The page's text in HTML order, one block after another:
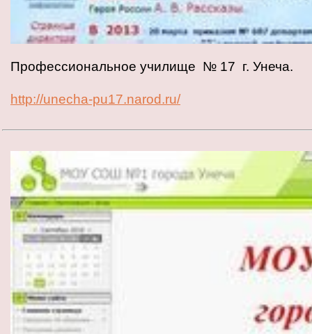
Профессиональное училище № 17 г. Унеча.
http://unecha-pu17.narod.ru/